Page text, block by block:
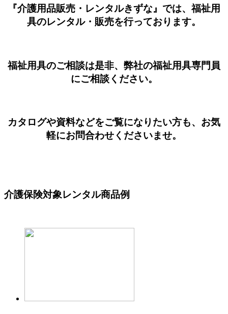
『介護用品販売・レンタルきずな』では、福祉用
具のレンタル・販売を行っております。
福祉用具のご相談は是非、弊社の福祉用具専門員
にご相談ください。
カタログや資料などをご覧になりたい方も、お気
軽にお問合わせくださいませ。
介護保険対象レンタル商品例